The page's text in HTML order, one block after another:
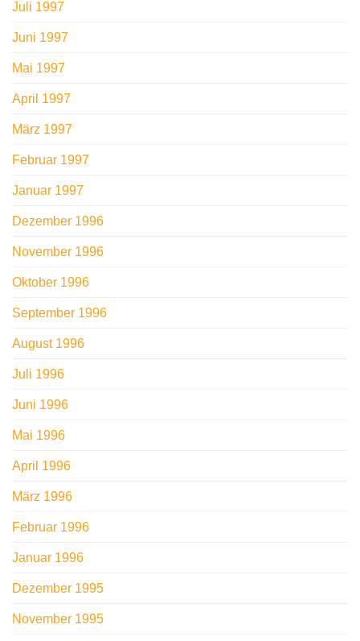
Juli 1997
Juni 1997
Mai 1997
April 1997
März 1997
Februar 1997
Januar 1997
Dezember 1996
November 1996
Oktober 1996
September 1996
August 1996
Juli 1996
Juni 1996
Mai 1996
April 1996
März 1996
Februar 1996
Januar 1996
Dezember 1995
November 1995